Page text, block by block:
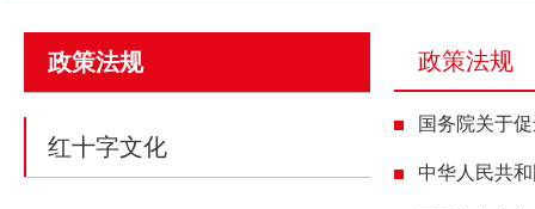
政策法规
红十字文化
政策法规
国务院关于
中华人民共